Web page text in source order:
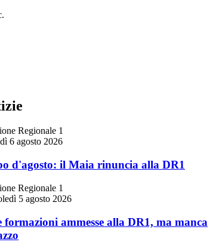
Regionale 1
6 agosto 2026
d'agosto: il Maia rinuncia alla DR1
Regionale 1
5 agosto 2026
formazioni ammesse alla DR1, ma manca